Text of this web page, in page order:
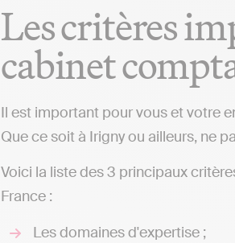
Les critères
cabinet
Il est important pour vous et votre
Que ce soit à Irigny ou ailleurs, ne
Voici la liste des 3 principaux
France :
Les domaines d'expertise ;